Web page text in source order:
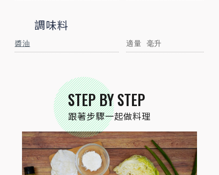
調味料
醬油 適量 毫升
STEP BY STEP
跟著步驟一起做料理
STEP01
食材大集合。
02
薑磨薑泥、蔥切細蔥花